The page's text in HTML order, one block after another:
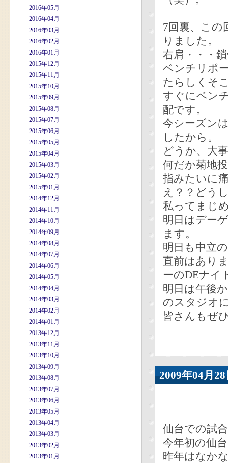
2016年05月
2016年04月
2016年03月
2016年02月
2016年01月
2015年12月
2015年11月
2015年10月
2015年09月
2015年08月
2015年07月
2015年06月
2015年05月
2015年04月
2015年03月
2015年02月
2015年01月
2014年12月
2014年11月
2014年10月
2014年09月
2014年08月
2014年07月
2014年06月
2014年05月
2014年04月
2014年03月
2014年02月
2014年01月
2013年12月
2013年11月
2013年10月
2013年09月
2013年08月
2013年07月
2013年06月
2013年05月
2013年04月
2013年03月
2013年02月
2013年01月
7回裏、この
りました。
右肩・・・
ベンチリポ
たらしくそ
すぐにベン
配です。
今シーズン
したから。
どうか、大
何だか菊地
指みたいに
え？？どう
私ってまじ
明日はデー
ます。
明日も中立
直前はあり
ーのDEナイ
明日は午後
のスタジオ
皆さんもぜ
2009年04
仙台での試
今年初の仙
昨年はなか